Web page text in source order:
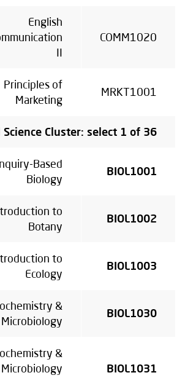
COMM1020
English
II
MRKT1001
Principles of
Marketing
Cluster: select 1 of 36
BIOL1001
Based
Biology
BIOL1002
to
Botany
BIOL1003
to
Ecology
BIOL1030
&
Microbiology
BIOL1031
&
Microbiology